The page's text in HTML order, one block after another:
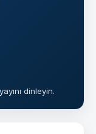
dinleyin.